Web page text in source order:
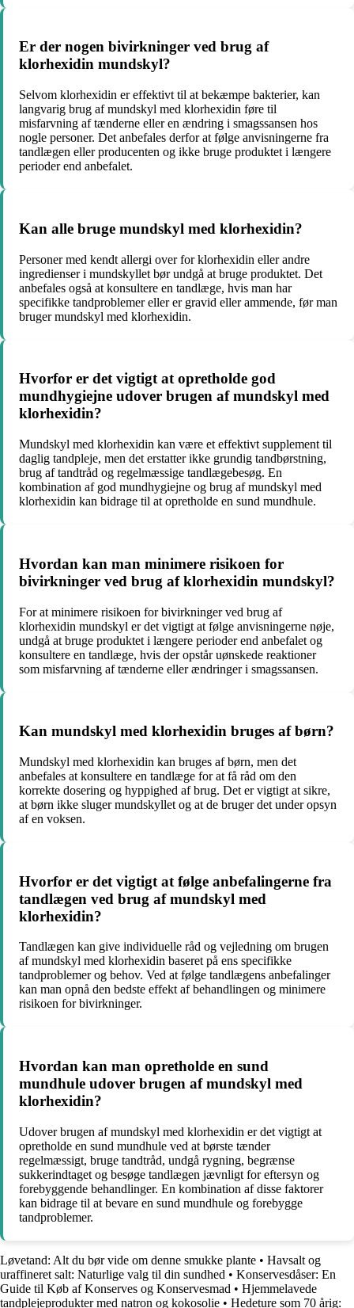
Er der nogen bivirkninger ved brug af
klorhexidin mundskyl?
Selvom klorhexidin er effektivt til at bekæmpe bakterier, kan
langvarig brug af mundskyl med klorhexidin føre til
misfarvning af tænderne eller en ændring i smagssansen hos
nogle personer. Det anbefales derfor at følge anvisningerne fra
tandlægen eller producenten og ikke bruge produktet i længere
perioder end anbefalet.
Kan alle bruge mundskyl med klorhexidin?
Personer med kendt allergi over for klorhexidin eller andre
ingredienser i mundskyllet bør undgå at bruge produktet. Det
anbefales også at konsultere en tandlæge, hvis man har
specifikke tandproblemer eller er gravid eller ammende, før man
bruger mundskyl med klorhexidin.
Hvorfor er det vigtigt at opretholde god
mundhygiejne udover brugen af mundskyl med
klorhexidin?
Mundskyl med klorhexidin kan være et effektivt supplement til
daglig tandpleje, men det erstatter ikke grundig tandbørstning,
brug af tandtråd og regelmæssige tandlægebesøg. En
kombination af god mundhygiejne og brug af mundskyl med
klorhexidin kan bidrage til at opretholde en sund mundhule.
Hvordan kan man minimere risikoen for
bivirkninger ved brug af klorhexidin mundskyl?
For at minimere risikoen for bivirkninger ved brug af
klorhexidin mundskyl er det vigtigt at følge anvisningerne nøje,
undgå at bruge produktet i længere perioder end anbefalet og
konsultere en tandlæge, hvis der opstår uønskede reaktioner
som misfarvning af tænderne eller ændringer i smagssansen.
Kan mundskyl med klorhexidin bruges af børn?
Mundskyl med klorhexidin kan bruges af børn, men det
anbefales at konsultere en tandlæge for at få råd om den
korrekte dosering og hyppighed af brug. Det er vigtigt at sikre,
at børn ikke sluger mundskyllet og at de bruger det under opsyn
af en voksen.
Hvorfor er det vigtigt at følge anbefalingerne fra
tandlægen ved brug af mundskyl med
klorhexidin?
Tandlægen kan give individuelle råd og vejledning om brugen
af mundskyl med klorhexidin baseret på ens specifikke
tandproblemer og behov. Ved at følge tandlægens anbefalinger
kan man opnå den bedste effekt af behandlingen og minimere
risikoen for bivirkninger.
Hvordan kan man opretholde en sund
mundhule udover brugen af mundskyl med
klorhexidin?
Udover brugen af mundskyl med klorhexidin er det vigtigt at
opretholde en sund mundhule ved at børste tænder
regelmæssigt, bruge tandtråd, undgå rygning, begrænse
sukkerindtaget og besøge tandlægen jævnligt for eftersyn og
forebyggende behandlinger. En kombination af disse faktorer
kan bidrage til at bevare en sund mundhule og forebygge
tandproblemer.
Løvetand: Alt du bør vide om denne smukke plante • Havsalt og
uraffineret salt: Naturlige valg til din sundhed • Konservesdåser: En
Guide til Køb af Konserves og Konservesmad • Hjemmelavede
tandplejeprodukter med natron og kokosolie • Hedeture som 70 årig: